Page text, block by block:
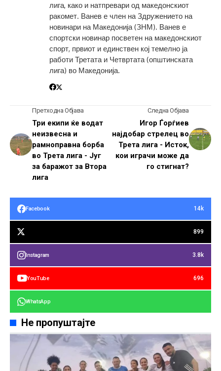
лига, како и натпревари од македонскиот
ракомет. Ванев е член на Здружението на
новинари на Македонија (ЗНМ). Ванев е
спортски новинар посветен на македонскиот
спорт, првиот и единствен кој темелно ја
работи Третата и Четвртата (општинската
лига) во Македонија.
Претходна Објава
Три екипи ќе водат
неизвесна и
рамноправна борба
во Трета лига - Југ
за баражот за Втора
лига
Следна Објава
Игор Ѓорѓиев
најдобар стрелец во
Трета лига - Исток,
кои играчи може да
го стигнат?
Facebook 14k
899
Instagram 3.8k
YouTube 696
WhatsApp
Не пропуштајте